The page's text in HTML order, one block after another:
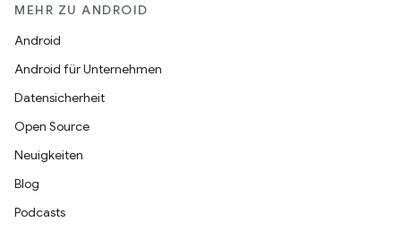
MEHR ZU ANDROID
Android
Android für Unternehmen
Datensicherheit
Open Source
Neuigkeiten
Blog
Podcasts